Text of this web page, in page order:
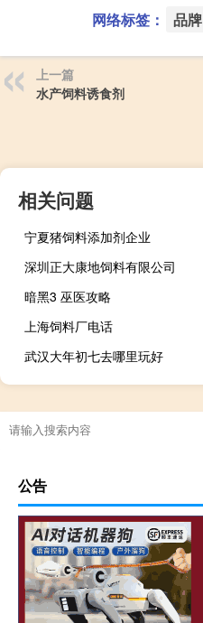
网络标签： 品牌
上一篇
水产饲料诱食剂
相关问题
宁夏猪饲料添加剂企业
深圳正大康地饲料有限公司
暗黑3 巫医攻略
上海饲料厂电话
武汉大年初七去哪里玩好
公告